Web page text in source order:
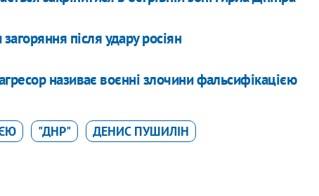
після удару росіян
називає воєнні злочини фальсифікацією
"ДНР" ДЕНИС ПУШИЛІН